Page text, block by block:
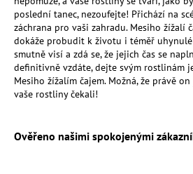
poslední tanec, nezoufejte! Přichází na
záchrana pro vaši zahradu. Mesiho žížalí
dokáže probudit k životu i téměř
smutně visí a zdá se, že jejich čas se
definitivně vzdáte, dejte svým rostlinám
Mesiho žížalím čajem. Možná, že právě
vaše rostliny čekali!
Ověřeno našimi spokojenými
MESIHO
ŽÍŽALÍ
ČAJ
S
KOPŘIVOU
A
BIOUHLÍKEM
97